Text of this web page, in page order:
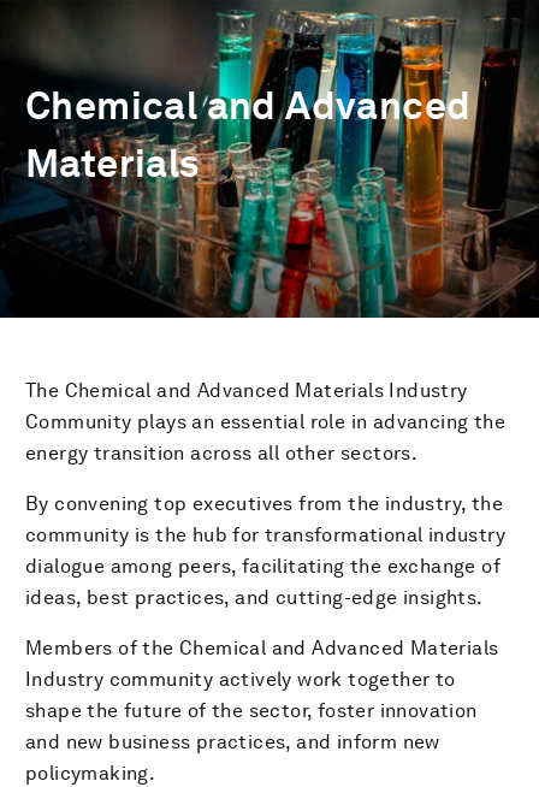
Chemical and Advanced
Materials
The Chemical and Advanced Materials Industry
Community plays an essential role in advancing the
energy transition across all other sectors.
By convening top executives from the industry, the
community is the hub for transformational industry
dialogue among peers, facilitating the exchange of
ideas, best practices, and cutting-edge insights.
Members of the Chemical and Advanced Materials
Industry community actively work together to
shape the future of the sector, foster innovation
and new business practices, and inform new
policymaking.